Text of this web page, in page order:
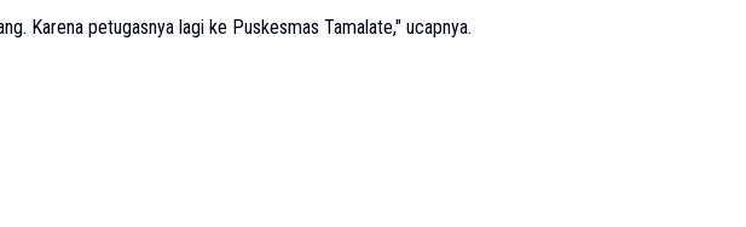
Karena petugasnya lagi ke Puskesmas Tamalate," ucapnya.